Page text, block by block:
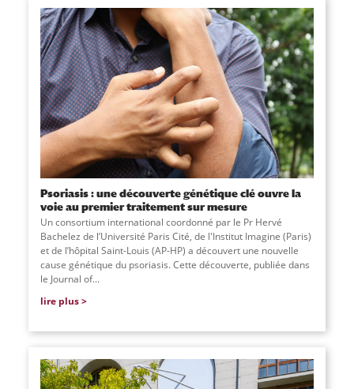
Psoriasis : une découverte génétique clé ouvre la
voie au premier traitement sur mesure
Un consortium international coordonné par le Pr Hervé
Bachelez de l’Université Paris Cité, de l'Institut Imagine (Paris)
et de l’hôpital Saint-Louis (AP-HP) a découvert une nouvelle
cause génétique du psoriasis. Cette découverte, publiée dans
le Journal of...
lire plus